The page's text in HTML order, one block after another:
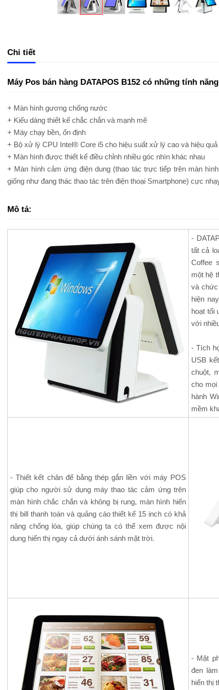
Chi tiết
Máy Pos bán hàng DATAPOS B152 có những tính
+ Màn hình gương chống nước
+ Kiểu dáng thiết kế chắc chắn và mạnh mẽ
+ Máy chạy bền, ổn định
+ Bộ xử lý CPU Intel® Core i5 cho hiệu suất xử lý cao và hiệu quả
+ Màn hình được thiết kế điều chỉnh nhiều góc nhìn khác nhau
+ Màn hình cảm ứng điện dung (thao tác trực tiếp trên màn
giống như đang thác thao tác trên điện thoại Smartphone) cực
Mô tả:
-
tất cả
Coffee
một hệ
và chức
hiện
hoạt tối
với
- Tích
USB
chuột,
cho mọi
hành
mềm
- Thiết kết chân đế bằng thép gắn liền với máy POS
giúp cho người sử dụng máy thao tác cảm ứng trên
màn hình chắc chắn và không bị rung, màn hình hiển
thị bill thanh toán và quảng cáo thiết kế 15 inch có khả
năng chống lóa, giúp chúng ta có thể xem được nội
dung hiển thị ngay cả dưới ánh sánh mặt trời.
- Mặt
đen
hiển thị